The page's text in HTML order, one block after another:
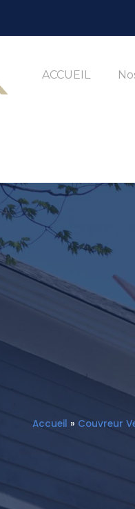
ACCUEIL
Accueil » Couvreur